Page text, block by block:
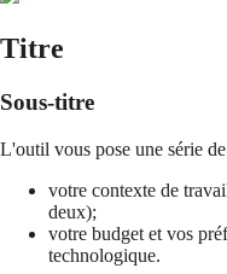
Titre
Sous-titre
L'outil vous pose une série
votre contexte de
deux);
votre budget et vos
technologique.